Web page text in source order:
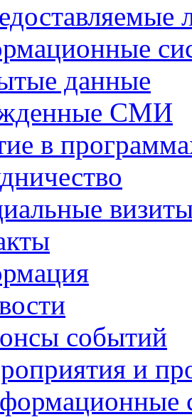
данные
СМИ
в
событий
и